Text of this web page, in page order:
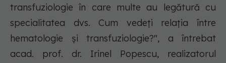
transfuziologie în care multe au legătură cu
specialitatea dvs. Cum vedeți relația între
hematologie și transfuziologie?", a întrebat
acad. prof. dr. Irinel Popescu, realizatorul